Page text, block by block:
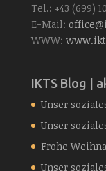
Tel.: +43 (699)
E-Mail:
WWW:
IKTS Blog |
Unser
Unser
Frohe
Unser